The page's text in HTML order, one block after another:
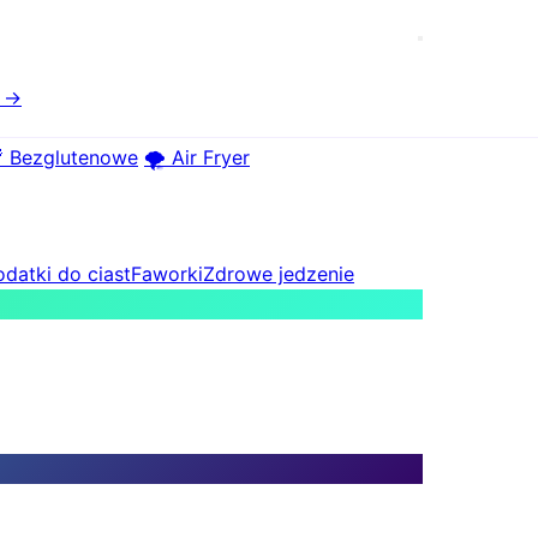
→
Bezglutenowe 🌪️ Air Fryer
do ciastFaworkiZdrowe jedzenie